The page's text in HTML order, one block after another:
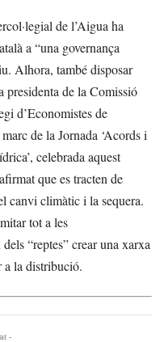
de l’Aigua ha
a “una governança
Alhora, també disposar
presidenta de la Comissió
d’Economistes de
de la Jornada ‘Acords i
celebrada aquest
que es tracten de
canvi climàtic i la sequera.
tot a les
“reptes” crear una xarxa
la distribució.
-